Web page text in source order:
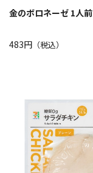
金のボロネーゼ 1人前
483円 （税込）